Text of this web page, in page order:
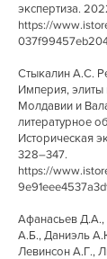
экспертиза.
https://
Стыкалин А.С.
Империя,
Молдавии и
литературное
Историческая
328–347.
https://
Афанасьев Д.А.,
А.Б., Даниэль
Левинсон А.Г.,